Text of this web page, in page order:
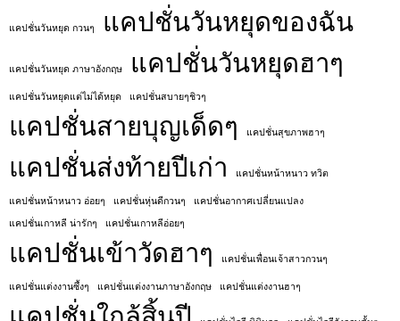
แคปชั่นวันหยุด กวนๆ แคปชั่นวันหยุดของฉัน
แคปชั่นวันหยุด ภาษาอังกฤษ แคปชั่นวันหยุดฮาๆ
แคปชั่นวันหยุดแต่ไม่ได้หยุด แคปชั่นสบายๆชิวๆ
แคปชั่นสายบุญเด็ดๆ แคปชั่นสุขภาพฮาๆ
แคปชั่นส่งท้ายปีเก่า แคปชั่นหน้าหนาว ทวิต
แคปชั่นหน้าหนาว อ่อยๆ แคปชั่นหุ่นดีกวนๆ
แคปชั่นอากาศเปลี่ยนแปลง
แคปชั่นเกาหลี น่ารักๆ
แคปชั่นเกาหลีอ่อยๆ
แคปชั่นเข้าวัดฮาๆ แคปชั่นเพื่อนเจ้าสาวกวนๆ
แคปชั่นแต่งงานซึ้งๆ แคปชั่นแต่งงานภาษาอังกฤษ แคปชั่นแต่งงานฮาๆ